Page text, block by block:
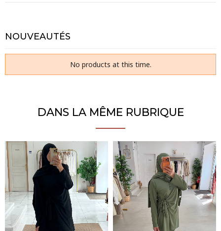
NOUVEAUTÉS
No products at this time.
DANS LA MÊME RUBRIQUE